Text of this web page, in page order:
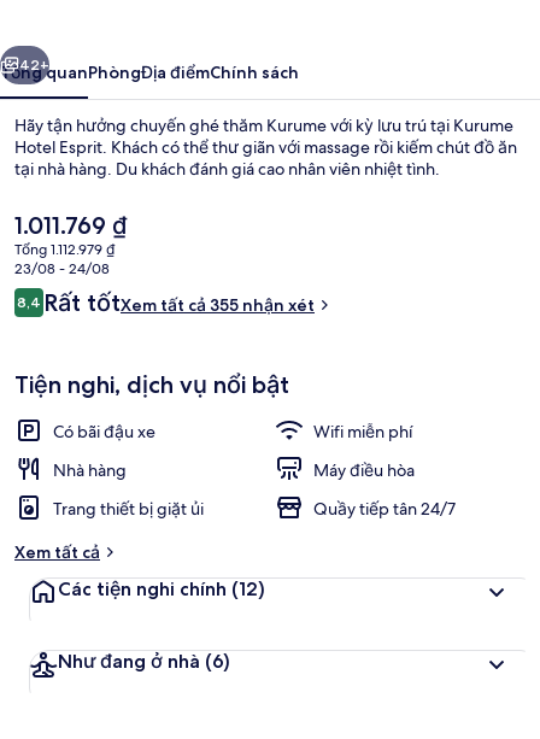
Tiếp
42+
Tổng quanPhòngĐịa điểmChính sách
Hãy tận hưởng chuyến ghé thăm Kurume với kỳ lưu trú tại Kurume
Hotel Esprit. Khách có thể thư giãn với massage rồi kiếm chút đồ ăn
tại nhà hàng. Du khách đánh giá cao nhân viên nhiệt tình.
Giá
hiện
tại
là
1.011.769 ₫
1.011.769 ₫
Tổng 1.112.979 ₫
23/08 - 24/08
Nhận
xét
8,48,4 trên 10,
Rất tốtXem tất cả 355 nhận xét
Tiện nghi, dịch vụ nổi bật
Có bãi đậu xe
Wifi miễn phí
Nhà hàng
Máy điều hòa
Trang thiết bị giặt ủi
Quầy tiếp tân 24/7
Xem tất cả
Các tiện nghi chính (12)
Như đang ở nhà (6)